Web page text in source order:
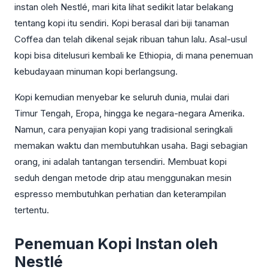
instan oleh Nestlé, mari kita lihat sedikit latar belakang
tentang kopi itu sendiri. Kopi berasal dari biji tanaman
Coffea dan telah dikenal sejak ribuan tahun lalu. Asal-usul
kopi bisa ditelusuri kembali ke Ethiopia, di mana penemuan
kebudayaan minuman kopi berlangsung.
Kopi kemudian menyebar ke seluruh dunia, mulai dari
Timur Tengah, Eropa, hingga ke negara-negara Amerika.
Namun, cara penyajian kopi yang tradisional seringkali
memakan waktu dan membutuhkan usaha. Bagi sebagian
orang, ini adalah tantangan tersendiri. Membuat kopi
seduh dengan metode drip atau menggunakan mesin
espresso membutuhkan perhatian dan keterampilan
tertentu.
Penemuan Kopi Instan oleh
Nestlé